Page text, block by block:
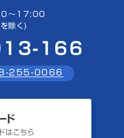
〜17:00
除く)
166
255-0066
ド
はこちら